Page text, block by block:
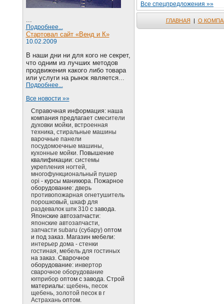
...
Подробнее...
Стартовал сайт «Венд и К»
10.02.2009
В наши дни ни для кого не секрет,
что одним из лучших методов
продвижения какого либо товара
или услуги на рынок является...
Подробнее...
Все новости »»
Справочная информация: наша
компания предлагает смесители
духовки мойки, встроенная
техника, стиральные машины
варочные панели
посудомоечные машины,
кухонные мойки.Повышение
квалификации: системы
укрепления ногтей,
многофункциональный пушер
opi - курсы маникюра. Пожарное
оборудование: дверь
противопожарная огнетушитель
порошковый, шкаф для
раздевалок шпк 310с завода.
Японские автозапчасти:
японские автозапчасти,
запчасти subaru (субару)оптом
и под заказ. Магазин мебели:
интерьер дома - стенки
гостиная, мебель для гостиных
на заказ. Сварочное
оборудование: инвертор
сварочное оборудование
югприбороптом с завода. Строй
материалы: щебень, песок
щебень, золотой песок в г
Астраханьоптом.
Все спецпредложения »»
ГЛАВНАЯ | О